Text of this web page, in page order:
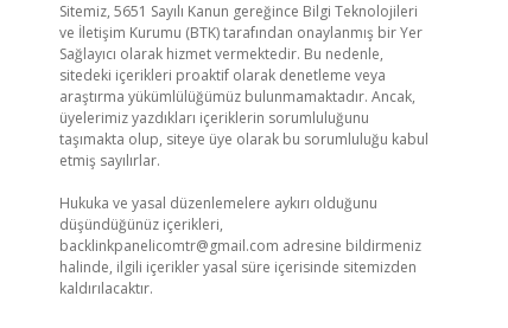
Sitemiz, 5651 Sayılı Kanun gereğince Bilgi Teknolojileri
ve İletişim Kurumu (BTK) tarafından onaylanmış bir Yer
Sağlayıcı olarak hizmet vermektedir. Bu nedenle,
sitedeki içerikleri proaktif olarak denetleme veya
araştırma yükümlülüğümüz bulunmamaktadır. Ancak,
üyelerimiz yazdıkları içeriklerin sorumluluğunu
taşımakta olup, siteye üye olarak bu sorumluluğu kabul
etmiş sayılırlar.
Hukuka ve yasal düzenlemelere aykırı olduğunu
düşündüğünüz içerikleri,
backlinkpanelicomtr@gmail.com adresine bildirmeniz
halinde, ilgili içerikler yasal süre içerisinde sitemizden
kaldırılacaktır.